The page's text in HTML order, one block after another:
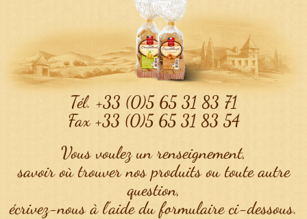
Tél. +33 (0)5 65 31 83 71
Fax +33 (0)5 65 31 83 54
Vous voulez un renseignement,
savoir où trouver nos produits ou toute autre
question,
écrivez-nous à l’aide du formulaire ci-dessous.